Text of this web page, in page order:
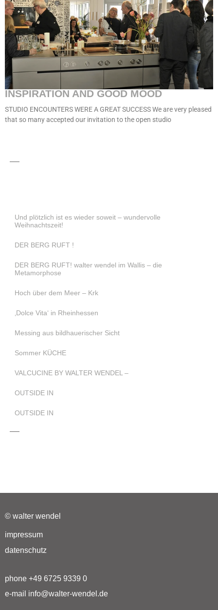
INSPIRATION AND GOOD MOOD
STUDIO ENCOUNTERS WERE A GREAT SUCCESS We are very pleased
that so many accepted our invitation to the open studio
Und plötzlich ist es wieder soweit – wundervolle
Weihnachtszeit!
DER BERG RUFT !
DER BERG RUFT! walter wendel im Wallis – die
Metamorphose
Hoch über dem Meer – Krk
‚Dolce Vita‘ in Rheinhessen
Messing aus bildhauerischer Sicht
Sommer KÜCHE
VALCUCINE BY WALTER WENDEL –
OUTSIDE IN
OUTSIDE IN
© walter wendel
impressum
datenschutz
phone +49 6725 9339 0
e-mail info@walter-wendel.de